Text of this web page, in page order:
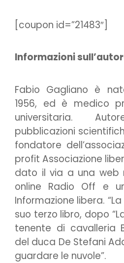
[coupon id=”21483″]
Informazioni
Fabio Gagliano è
1956, ed è medico
universitaria.
pubblicazioni
fondatore
profit Associazione
dato il via a una web
online Radio Off e
Informazione libera.
suo terzo libro, dopo
tenente di cavalleria
del duca De Stefani
guardare le nuvole”.